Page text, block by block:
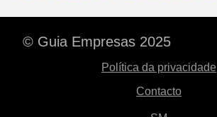
© Guia Empresas 2025
Política da privacidade
Contacto